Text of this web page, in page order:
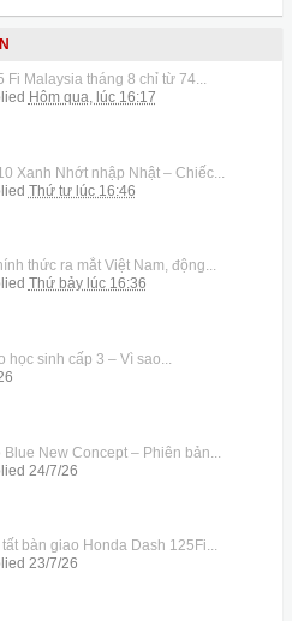
Fi Malaysia tháng 8 chỉ từ 74...
Hôm qua, lúc 16:17
Xanh Nhớt nhập Nhật – Chiếc...
Thứ tư lúc 16:46
thức ra mắt Việt Nam, động...
Thứ bảy lúc 16:36
học sinh cấp 3 – Vì sao...
New Concept – Phiên bản...
24/7/26
bàn giao Honda Dash 125Fi...
23/7/26